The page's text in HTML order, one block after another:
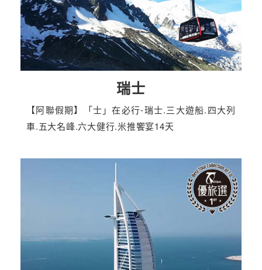
瑞士
【阿聯假期】「士」在必行-瑞士.三大遊船.四大列
車.五大名峰.六大健行.米推饗宴14天